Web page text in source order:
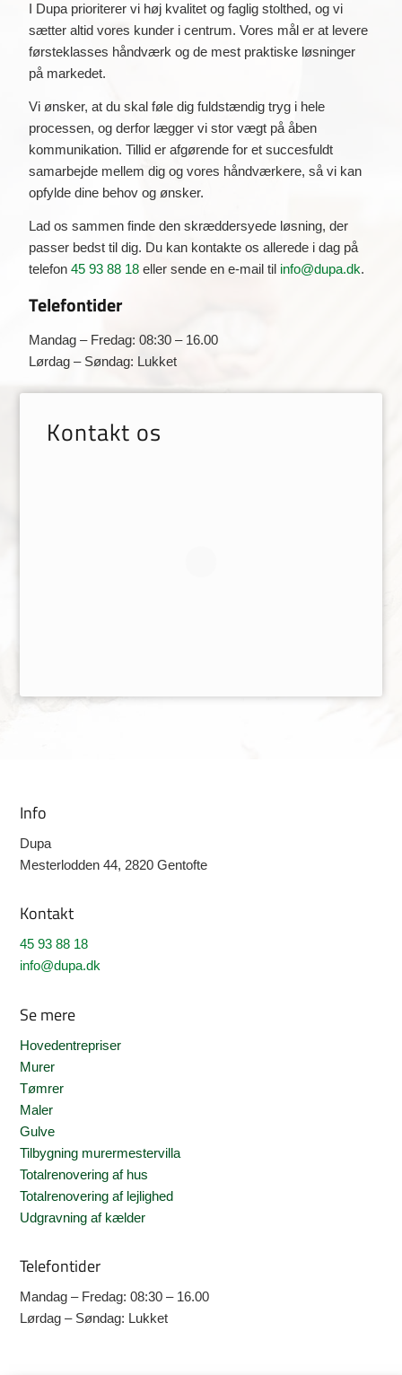
Kontakt os
I Dupa prioriterer vi høj kvalitet og faglig stolthed, og vi
sætter altid vores kunder i centrum. Vores mål er at levere
førsteklasses håndværk og de mest praktiske løsninger
på markedet.
Vi ønsker, at du skal føle dig fuldstændig tryg i hele
processen, og derfor lægger vi stor vægt på åben
kommunikation. Tillid er afgørende for et succesfuldt
samarbejde mellem dig og vores håndværkere, så vi kan
opfylde dine behov og ønsker.
Lad os sammen finde den skræddersyede løsning, der
passer bedst til dig. Du kan kontakte os allerede i dag på
telefon45 93 88 18 eller sende en e-mail til info@dupa.dk.
Telefontider
Mandag – Fredag: 08:30 – 16.00
Lørdag – Søndag: Lukket
Info
Dupa
Mesterlodden 44, 2820 Gentofte
Kontakt
45 93 88 18
info@dupa.dk
Se mere
Hovedentrepriser
Murer
Tømrer
Maler
Gulve
Tilbygning murermestervilla
Totalrenovering af hus
Totalrenovering af lejlighed
Udgravning af kælder
Telefontider
Mandag – Fredag: 08:30 – 16.00
Lørdag – Søndag: Lukket